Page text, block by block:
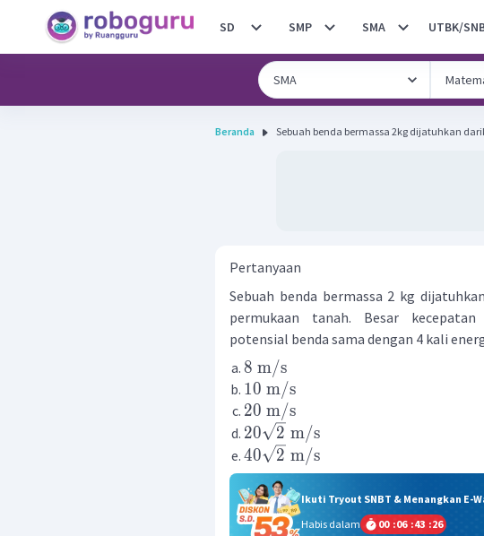
SD SMP SMA UTBK/
Beranda Sebuah benda bermassa 2kg dijatuhkan
Pertanyaan
Sebuah benda bermassa 2 kg
permukaan tanah. Besar
potensial benda sama dengan 4 kali
8 m/s
10 m/s
20 m/s
20
2 m/s
40
2 m/s
Ikuti Tryout SNBT & Menangkan E-
Habis dalam
00 :06 :43 :25